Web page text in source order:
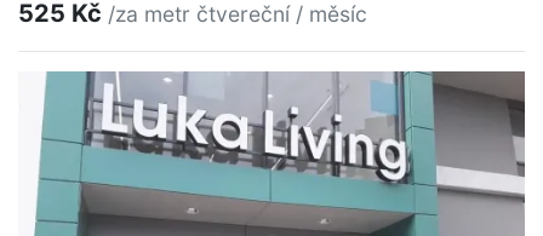
525 Kč /za metr čtvereční / měsíc